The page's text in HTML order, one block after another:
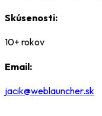
Skúsenosti:
10+ rokov
Email:
jacik@weblauncher.sk